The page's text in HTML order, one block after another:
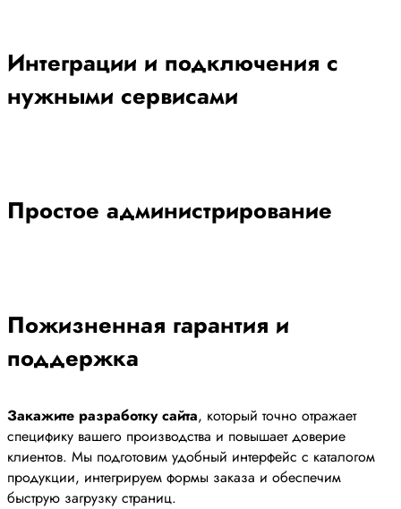
Интеграции и подключения с
нужными сервисами
Простое администрирование
Пожизненная гарантия и
поддержка
Закажите разработку сайта, который точно отражает
специфику вашего производства и повышает доверие
клиентов. Мы подготовим удобный интерфейс с каталогом
продукции, интегрируем формы заказа и обеспечим
быструю загрузку страниц.